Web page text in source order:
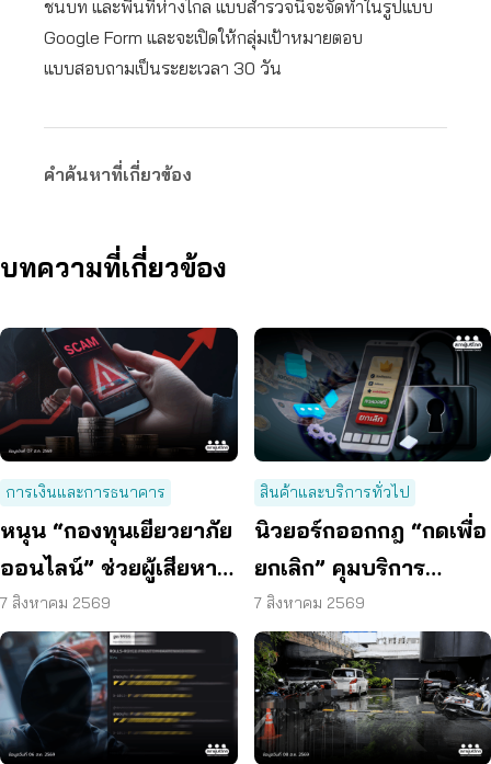
ชนบท และพื้นที่ห่างไกล แบบสำรวจนี้จะจัดทำในรูปแบบ
Google Form และจะเปิดให้กลุ่มเป้าหมายตอบ
แบบสอบถามเป็นระยะเวลา 30 วัน
คำค้นหาที่เกี่ยวข้อง
บทความที่เกี่ยวข้อง
การเงินและการธนาคาร
หนุน “กองทุนเยียวยาภัย
ออนไลน์” ช่วยผู้เสียหาย
ตั้งหลักได้ รวดเร็ว ทัน
ท่วงที
7 สิงหาคม 2569
สินค้าและบริการทั่วไป
นิวยอร์กออกกฎ “กดเพื่อ
ยกเลิก” คุมบริการ
ออนไลน์ ต่ออายุสมาชิก
อัตโนมัติ
7 สิงหาคม 2569